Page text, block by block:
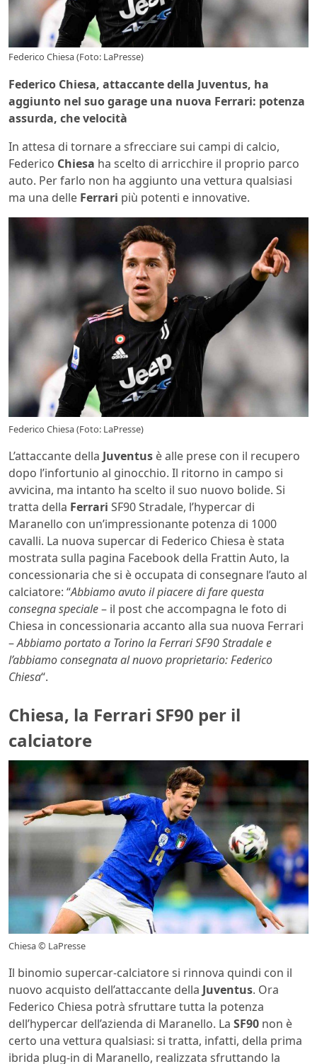
Federico Chiesa (Foto: LaPresse)
Federico Chiesa, attaccante della Juventus, ha
aggiunto nel suo garage una nuova Ferrari: potenza
assurda, che velocità
In attesa di tornare a sfrecciare sui campi di calcio,
Federico Chiesa ha scelto di arricchire il proprio parco
auto. Per farlo non ha aggiunto una vettura qualsiasi
ma una delle Ferrari più potenti e innovative.
Federico Chiesa (Foto: LaPresse)
L’attaccante della Juventus è alle prese con il recupero
dopo l’infortunio al ginocchio. Il ritorno in campo si
avvicina, ma intanto ha scelto il suo nuovo bolide. Si
tratta della Ferrari SF90 Stradale, l’hypercar di
Maranello con un’impressionante potenza di 1000
cavalli. La nuova supercar di Federico Chiesa è stata
mostrata sulla pagina Facebook della Frattin Auto, la
concessionaria che si è occupata di consegnare l’auto al
calciatore: “Abbiamo avuto il piacere di fare questa
consegna speciale– il post che accompagna le foto di
Chiesa in concessionaria accanto alla sua nuova Ferrari
–Abbiamo portato a Torino la Ferrari SF90 Stradale e
l’abbiamo consegnata al nuovo proprietario: Federico
Chiesa“.
Chiesa, la Ferrari SF90 per il
calciatore
Chiesa © LaPresse
Il binomio supercar-calciatore si rinnova quindi con il
nuovo acquisto dell’attaccante della Juventus. Ora
Federico Chiesa potrà sfruttare tutta la potenza
dell’hypercar dell’azienda di Maranello. La SF90 non è
certo una vettura qualsiasi: si tratta, infatti, della prima
ibrida plug-in di Maranello, realizzata sfruttando la